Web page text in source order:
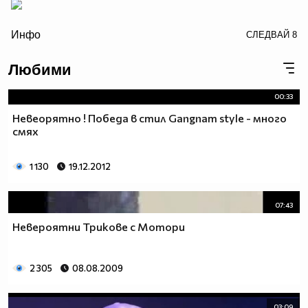
Инфо СЛЕДВАЙ 8
Любими
00:33
Невеорятно ! Победа в стил Gangnam style - много
смях
1 130 19.12.2012
07:43
Невероятни Трикове с Мотори
2 305 08.08.2009